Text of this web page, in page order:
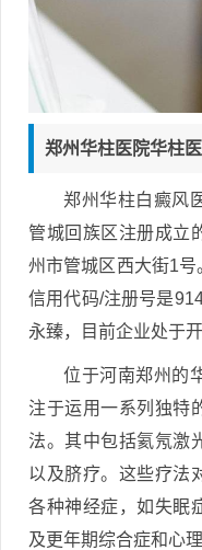
郑州华柱医院华柱
郑州华柱白癜风
管城回族区注册成立
州市管城区西大街1
信用代码/注册号是
永臻，目前企业处于开
位于河南郑州的
注于运用一系列独特
法。其中包括氦氖激
以及脐疗。这些疗法
各种神经症，如失眠
及更年期综合症和心